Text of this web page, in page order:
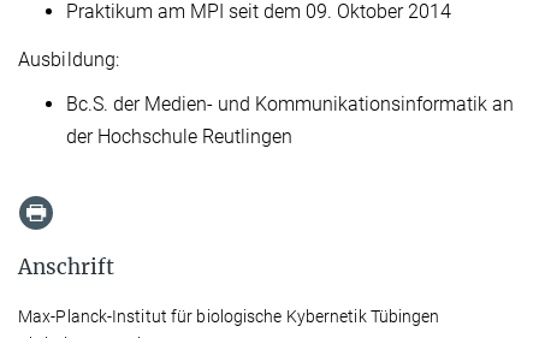
Praktikum am MPI seit dem 09. Oktober 2014
Ausbildung:
Bc.S. der Medien- und Kommunikationsinformatik an
der Hochschule Reutlingen
Anschrift
Max-Planck-Institut für biologische Kybernetik Tübingen